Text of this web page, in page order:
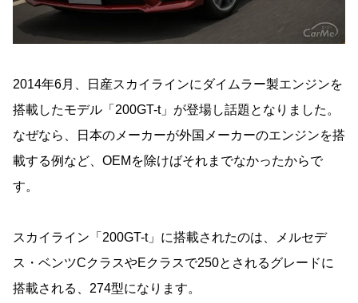
2014年6月、日産スカイラインにダイムラー製エンジンを
搭載したモデル「200GT-t」が登場し話題となりました。
なぜなら、日本のメーカーが外国メーカーのエンジンを搭
載する例など、OEMを除けばそれまでなかったからで
す。
スカイライン「200GT-t」に搭載されたのは、メルセデ
ス・ベンツCクラスやEクラスで250とされるグレードに
搭載される、274型になります。